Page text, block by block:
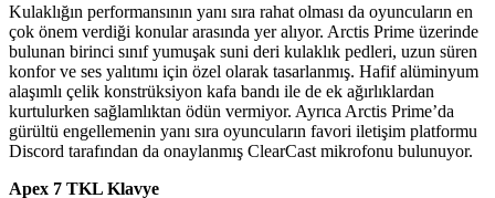
Kulaklığın performansının yanı sıra rahat olması da oyuncuların en
çok önem verdiği konular arasında yer alıyor. Arctis Prime üzerinde
bulunan birinci sınıf yumuşak suni deri kulaklık pedleri, uzun süren
konfor ve ses yalıtımı için özel olarak tasarlanmış. Hafif alüminyum
alaşımlı çelik konstrüksiyon kafa bandı ile de ek ağırlıklardan
kurtulurken sağlamlıktan ödün vermiyor. Ayrıca Arctis Prime’da
gürültü engellemenin yanı sıra oyuncuların favori iletişim platformu
Discord tarafından da onaylanmış ClearCast mikrofonu bulunuyor.
Apex 7 TKL Klavye